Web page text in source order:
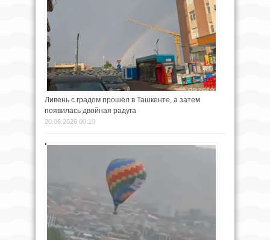
Ливень с градом прошёл в Ташкенте, а затем
появилась двойная радуга
20.06.2026 00:10